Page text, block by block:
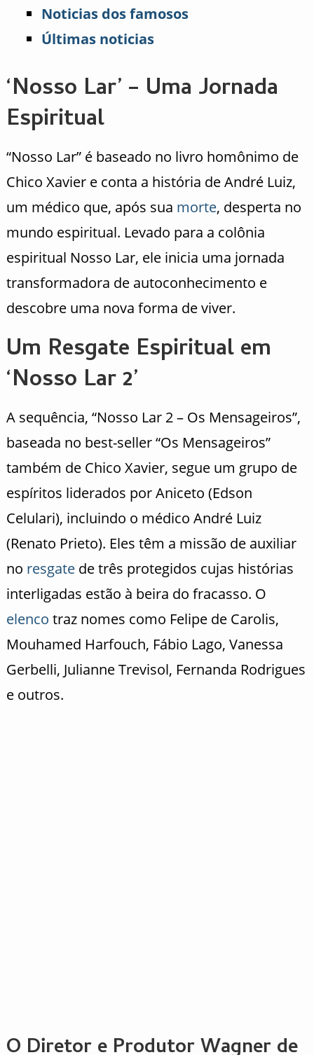
Noticias dos famosos
Últimas noticias
‘Nosso Lar’ – Uma Jornada
Espiritual
“Nosso Lar” é baseado no livro homônimo de
Chico Xavier e conta a história de André Luiz,
um médico que, após sua morte, desperta no
mundo espiritual. Levado para a colônia
espiritual Nosso Lar, ele inicia uma jornada
transformadora de autoconhecimento e
descobre uma nova forma de viver.
Um Resgate Espiritual em
‘Nosso Lar 2’
A sequência, “Nosso Lar 2 – Os Mensageiros”,
baseada no best-seller “Os Mensageiros”
também de Chico Xavier, segue um grupo de
espíritos liderados por Aniceto (Edson
Celulari), incluindo o médico André Luiz
(Renato Prieto). Eles têm a missão de auxiliar
no resgatede três protegidos cujas histórias
interligadas estão à beira do fracasso. O
elenco traz nomes como Felipe de Carolis,
Mouhamed Harfouch, Fábio Lago, Vanessa
Gerbelli, Julianne Trevisol, Fernanda Rodrigues
e outros.
O Diretor e Produtor Wagner de